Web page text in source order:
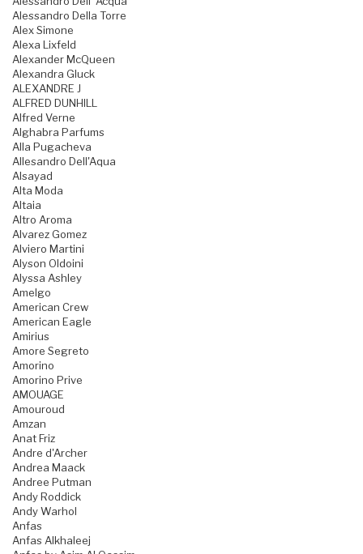
Alessandro Della Torre
Alex Simone
Alexa Lixfeld
Alexander McQueen
Alexandra Gluck
ALEXANDRE J
ALFRED DUNHILL
Alfred Verne
Alghabra Parfums
Alla Pugacheva
Allesandro Dell'Aqua
Alsayad
Alta Moda
Altaia
Altro Aroma
Alvarez Gomez
Alviero Martini
Alyson Oldoini
Alyssa Ashley
Amelgo
American Crew
American Eagle
Amirius
Amore Segreto
Amorino
Amorino Prive
AMOUAGE
Amouroud
Amzan
Anat Friz
Andre d'Archer
Andrea Maack
Andree Putman
Andy Roddick
Andy Warhol
Anfas
Anfas Alkhaleej